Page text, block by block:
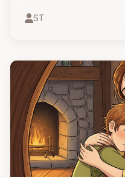
về một món đồ kỳ diệu
ST